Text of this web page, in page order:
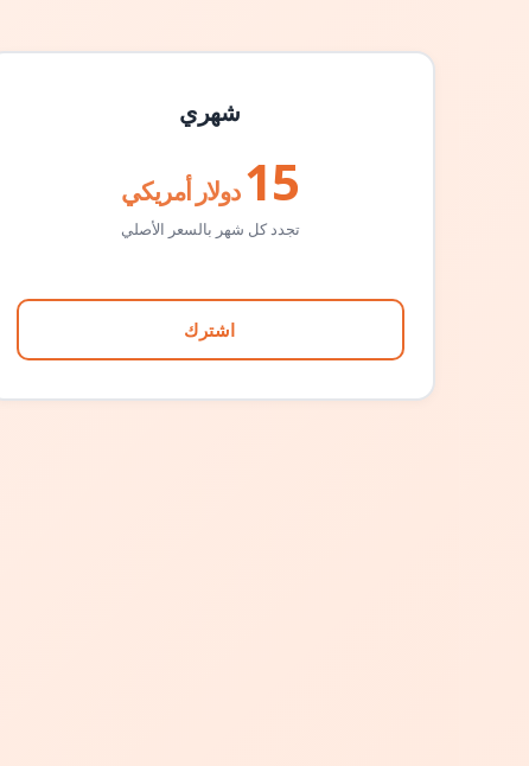
شهري
15 دولار أمريكي
تجدد كل شهر بالسعر الأصلي
اشترك